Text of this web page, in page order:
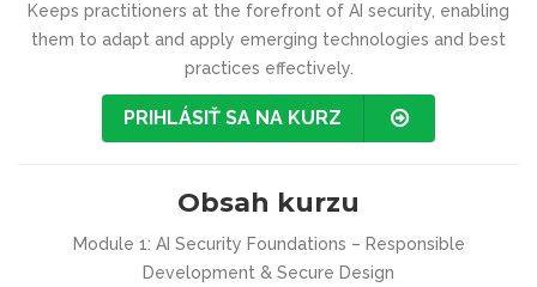
Keeps practitioners at the forefront of AI security, enabling
them to adapt and apply emerging technologies and best
practices effectively.
PRIHLÁSIŤ SA NA KURZ
Obsah kurzu
Module 1: AI Security Foundations – Responsible
Development & Secure Design